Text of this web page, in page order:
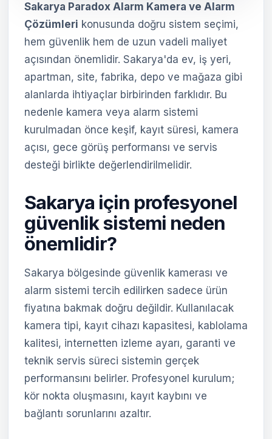
Sakarya Paradox Alarm Kamera ve Alarm
Çözümleri konusunda doğru sistem seçimi,
hem güvenlik hem de uzun vadeli maliyet
açısından önemlidir. Sakarya'da ev, iş yeri,
apartman, site, fabrika, depo ve mağaza gibi
alanlarda ihtiyaçlar birbirinden farklıdır. Bu
nedenle kamera veya alarm sistemi
kurulmadan önce keşif, kayıt süresi, kamera
açısı, gece görüş performansı ve servis
desteği birlikte değerlendirilmelidir.
Sakarya için profesyonel
güvenlik sistemi neden
önemlidir?
Sakarya bölgesinde güvenlik kamerası ve
alarm sistemi tercih edilirken sadece ürün
fiyatına bakmak doğru değildir. Kullanılacak
kamera tipi, kayıt cihazı kapasitesi, kablolama
kalitesi, internetten izleme ayarı, garanti ve
teknik servis süreci sistemin gerçek
performansını belirler. Profesyonel kurulum;
kör nokta oluşmasını, kayıt kaybını ve
bağlantı sorunlarını azaltır.